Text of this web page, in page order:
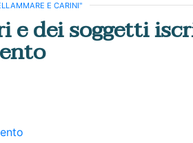
e dei soggetti
E CARINI"